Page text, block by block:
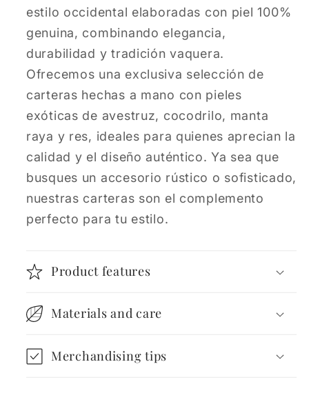
estilo occidental elaboradas con piel 100%
genuina, combinando elegancia,
durabilidad y tradición vaquera.
Ofrecemos una exclusiva selección de
carteras hechas a mano con pieles
exóticas de avestruz, cocodrilo, manta
raya y res, ideales para quienes aprecian la
calidad y el diseño auténtico. Ya sea que
busques un accesorio rústico o sofisticado,
nuestras carteras son el complemento
perfecto para tu estilo.
Product features
Materials and care
Merchandising tips